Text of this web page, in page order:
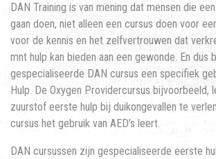
DAN Training is van mening dat mensen die
gaan doen, niet alleen een cursus doen voor
voor de kennis en het zelfvertrouwen dat
mnt hulp kan bieden aan een gewonde. En dus
gespecialiseerde DAN cursus een specifiek
Hulp. De Oxygen Providercursus bijvoorbeeld,
zuurstof eerste hulp bij duikongevallen te
cursus het gebruik van AED’s leert.
DAN cursussen zijn gespecialiseerde eerste